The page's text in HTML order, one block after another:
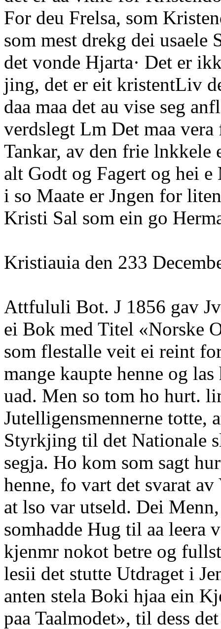
For deu Frelsa, som
som mest drekg dei
det vonde Hjarta· Det er
jing, det er eit kristentLiv
daa maa det au vise seg
verdslegt Lm Det maa
Tankar, av den frie
alt Godt og Fagert og hei e
i so Maate er Jngen for
Kristi Sal som ein go
Kristiauia den 233
Attfululi Bot. J 1856 gav
ei Bok med Titel «Norske
som flestalle veit ei reint
mange kaupte henne og
uad. Men so tom ho hurt.
Jutelligensmennerne totte,
Styrkjing til det Nationale
segja. Ho kom som sagt
henne, fo vart det svarat av
at lso var utseld. Dei
somhadde Hug til aa leera
kjenmr nokot betre og
lesii det stutte Utdraget i
anten stela Boki hjaa ein
paa Taalmodet», til dess